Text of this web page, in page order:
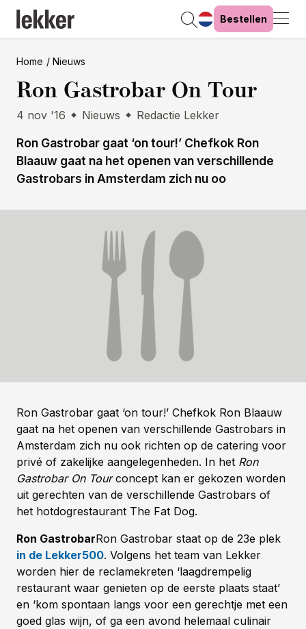
Bestellen
Home Nieuws
Ron Gastrobar On Tour
4 nov '16 Nieuws Redactie Lekker
Ron Gastrobar gaat ‘on tour!’ Chefkok Ron
Blaauw gaat na het openen van verschillende
Gastrobars in Amsterdam zich nu oo
Ron Gastrobar gaat ‘on tour!’ Chefkok Ron Blaauw
gaat na het openen van verschillende Gastrobars in
Amsterdam zich nu ook richten op de catering voor
privé of zakelijke aangelegenheden. In het Ron
Gastrobar On Tourconcept kan er gekozen worden
uit gerechten van de verschillende Gastrobars of
het hotdogrestaurant The Fat Dog.
Ron GastrobarRon Gastrobar staat op de 23e plek
in de Lekker500. Volgens het team van Lekker
worden hier de reclamekreten ‘laagdrempelig
restaurant waar genieten op de eerste plaats staat’
en ‘kom spontaan langs voor een gerechtje met een
goed glas wijn, of ga een avond helemaal culinair